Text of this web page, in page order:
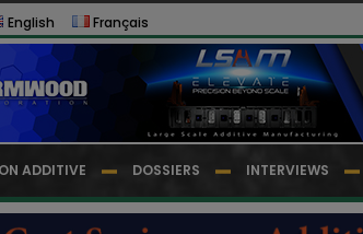
English Français
ADDITIVE DOSSIERS INTERVIEWS